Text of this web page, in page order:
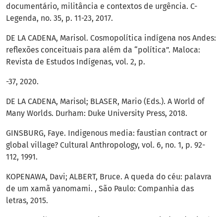
documentário, militância e contextos de urgência. C-
Legenda, no. 35, p. 11-23, 2017.
DE LA CADENA, Marisol. Cosmopolítica indígena nos Andes:
reflexões conceituais para além da “política”. Maloca:
Revista de Estudos Indígenas, vol. 2, p.
-37, 2020.
DE LA CADENA, Marisol; BLASER, Mario (Eds.). A World of
Many Worlds. Durham: Duke University Press, 2018.
GINSBURG, Faye. Indigenous media: faustian contract or
global village? Cultural Anthropology, vol. 6, no. 1, p. 92-
112, 1991.
KOPENAWA, Davi; ALBERT, Bruce. A queda do céu: palavra
de um xamã yanomami. , São Paulo: Companhia das
letras, 2015.